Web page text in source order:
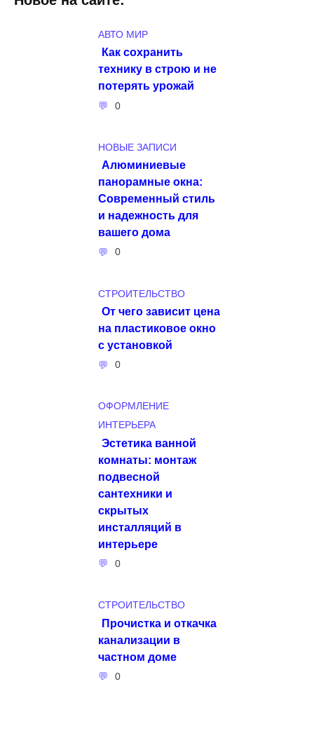
АВТО МИР
Как сохранить
технику в строю и не
потерять урожай
0
НОВЫЕ ЗАПИСИ
Алюминиевые
панорамные окна:
Современный стиль
и надежность для
вашего дома
0
СТРОИТЕЛЬСТВО
От чего зависит цена
на пластиковое окно
с установкой
0
ОФОРМЛЕНИЕ
ИНТЕРЬЕРА
Эстетика ванной
комнаты: монтаж
подвесной
сантехники и
скрытых
инсталляций в
интерьере
0
СТРОИТЕЛЬСТВО
Прочистка и откачка
канализации в
частном доме
0